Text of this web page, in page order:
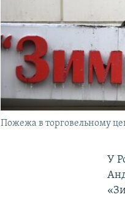
Пожежа в торговельному
У